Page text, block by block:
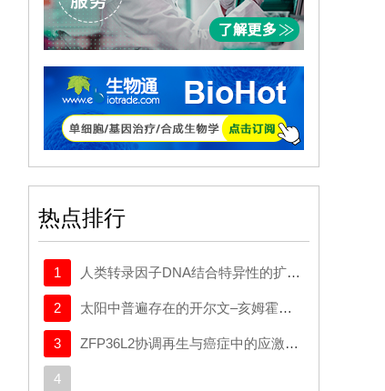
热点排行
1 人类转录因子DNA结合特异性的扩展密码本
2 太阳中普遍存在的开尔文–亥姆霍兹不稳定性驱动等离子体混合
3 ZFP36L2协调再生与癌症中的应激适应性可塑性
4